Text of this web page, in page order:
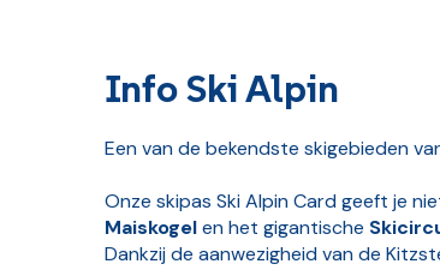
Info Ski Alpin
Een van de bekendste skigebieden
Onze skipas Ski Alpin Card geeft je
Maiskogelen het gigantische
Dankzij de aanwezigheid van de